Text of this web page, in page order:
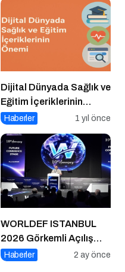
Dijital Dünyada Sağlık ve
Eğitim İçeriklerinin
Önemi
Haberler 1 yıl önce
WORLDEF ISTANBUL
2026 Görkemli Açılış
Töreniyle Başladı
Haberler 2 ay önce